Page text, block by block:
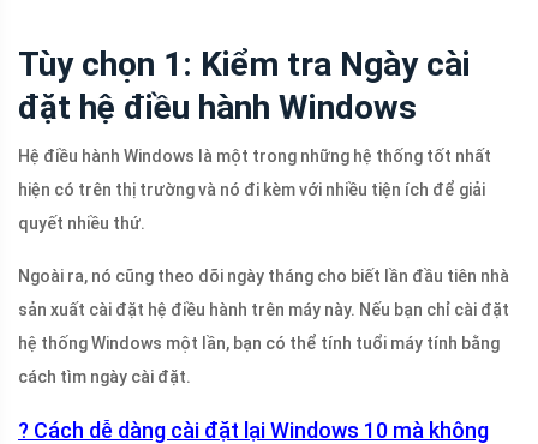
Tùy chọn 1: Kiểm tra Ngày cài
đặt hệ điều hành Windows
Hệ điều hành Windows là một trong những hệ thống tốt nhất
hiện có trên thị trường và nó đi kèm với nhiều tiện ích để giải
quyết nhiều thứ.
Ngoài ra, nó cũng theo dõi ngày tháng cho biết lần đầu tiên nhà
sản xuất cài đặt hệ điều hành trên máy này. Nếu bạn chỉ cài đặt
hệ thống Windows một lần, bạn có thể tính tuổi máy tính bằng
cách tìm ngày cài đặt.
? Cách dễ dàng cài đặt lại Windows 10 mà không